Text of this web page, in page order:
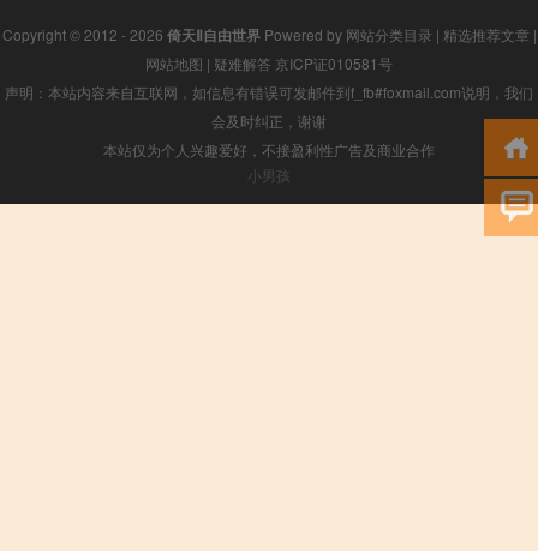
Copyright © 2012 - 2026 倚天Ⅱ自由世界Powered by 网站分类目录 | 精选推荐文章 |
网站地图 | 疑难解答 京ICP证010581号
声明：本站内容来自互联网，如信息有错误可发邮件到f_fb#foxmail.com说明，我们
会及时纠正，谢谢
本站仅为个人兴趣爱好，不接盈利性广告及商业合作
小男孩